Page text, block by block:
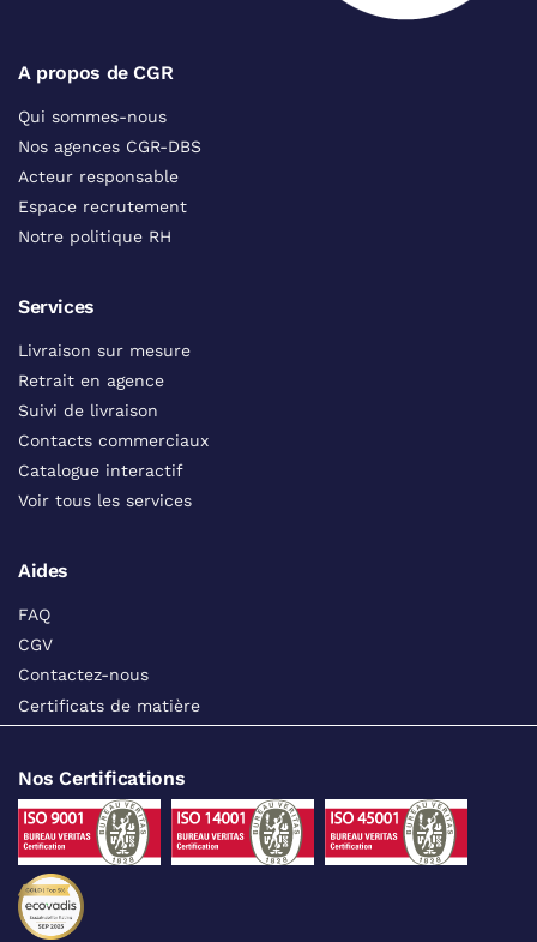
A propos de CGR
Qui sommes-nous
Nos agences CGR-DBS
Acteur responsable
Espace recrutement
Notre politique RH
Services
Livraison sur mesure
Retrait en agence
Suivi de livraison
Contacts commerciaux
Catalogue interactif
Voir tous les services
Aides
FAQ
CGV
Contactez-nous
Certificats de matière
Nos Certifications